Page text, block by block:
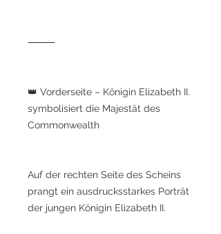
⸻
👑 Vorderseite – Königin Elizabeth II.
symbolisiert die Majestät des
Commonwealth
Auf der rechten Seite des Scheins
prangt ein ausdrucksstarkes Porträt
der jungen Königin Elizabeth II.